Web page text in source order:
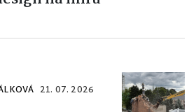
21. 07. 2026